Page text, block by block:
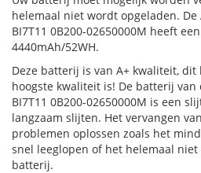
helemaal niet wordt opgeladen. De
BI7T11 0B200-02650000M heeft
4440mAh/52WH.
Deze batterij is van A+ kwaliteit,
hoogste kwaliteit is! De batterij van
BI7T11 0B200-02650000M is een
langzaam slijten. Het vervangen
problemen oplossen zoals het
snel leeglopen of het helemaal
batterij.